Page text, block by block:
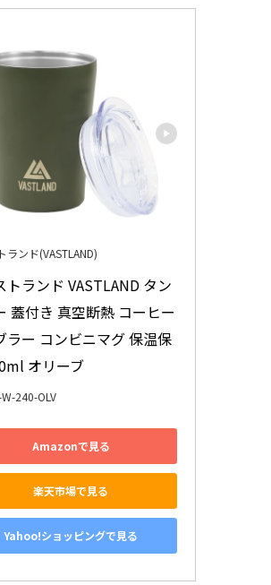
ランド(VASTLAND)
トランド VASTLAND タン
蓋付き 真空断熱 コーヒー
ラー コンビニマグ 保温保
オリーブ
240-OLV
Amazonで見る
楽天市場で見る
Yahoo!ショッピングで見る